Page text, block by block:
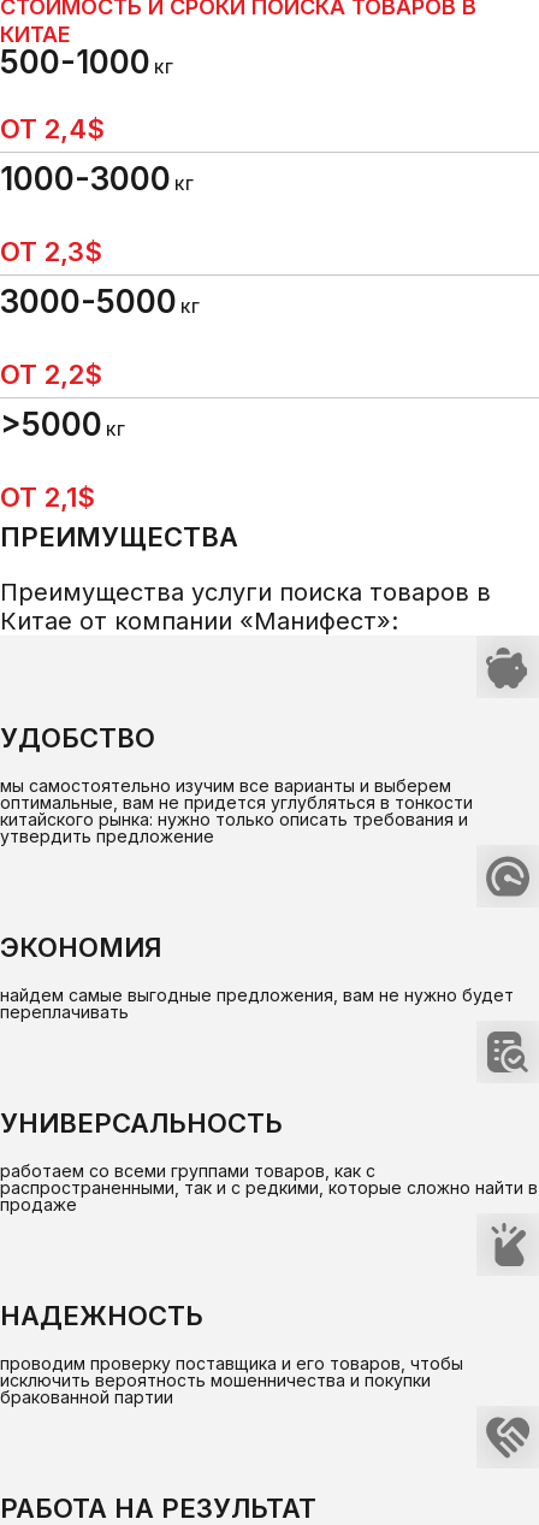
СТОИМОСТЬ И СРОКИ ПОИСКА ТОВАРОВ В
КИТАЕ
500-1000 КГ
ОТ 2,4$
1000-3000 КГ
ОТ 2,3$
3000-5000 КГ
ОТ 2,2$
>5000 КГ
ОТ 2,1$
ПРЕИМУЩЕСТВА
Преимущества услуги поиска товаров в
Китае от компании «Манифест»:
УДОБСТВО
мы самостоятельно изучим все варианты и выберем
оптимальные, вам не придется углубляться в тонкости
китайского рынка: нужно только описать требования и
утвердить предложение
ЭКОНОМИЯ
найдем самые выгодные предложения, вам не нужно будет
переплачивать
УНИВЕРСАЛЬНОСТЬ
работаем со всеми группами товаров, как с
распространенными, так и с редкими, которые сложно найти в
продаже
НАДЕЖНОСТЬ
проводим проверку поставщика и его товаров, чтобы
исключить вероятность мошенничества и покупки
бракованной партии
РАБОТА НА РЕЗУЛЬТАТ